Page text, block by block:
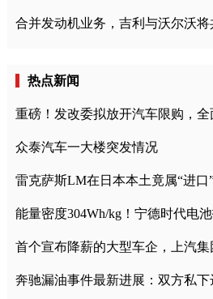
合并发动机业务，吉利与沃尔沃
热点新闻
重磅！发改委拟放开汽车限购，
众泰汽车一大楼突发情况
雷克萨斯LM在日本本土竟属“进口
能量密度304Wh/kg！宁德时代电